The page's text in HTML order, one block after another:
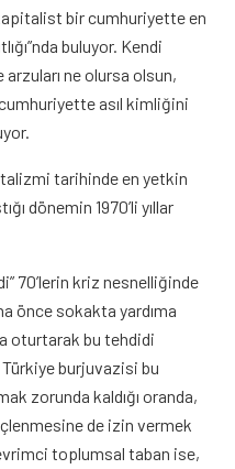
kapitalist bir cumhuriyette en
buluyor. Kendi
arzuları ne olursa olsun,
asıl kimliğini
tarihinde en yetkin
dönemin 1970’li yıllar
70’lerin kriz nesnelliğinde
önce sokakta yardıma
oturtarak bu tehdidi
Türkiye burjuvazisi bu
zorunda kaldığı oranda,
de izin vermek
toplumsal taban ise,